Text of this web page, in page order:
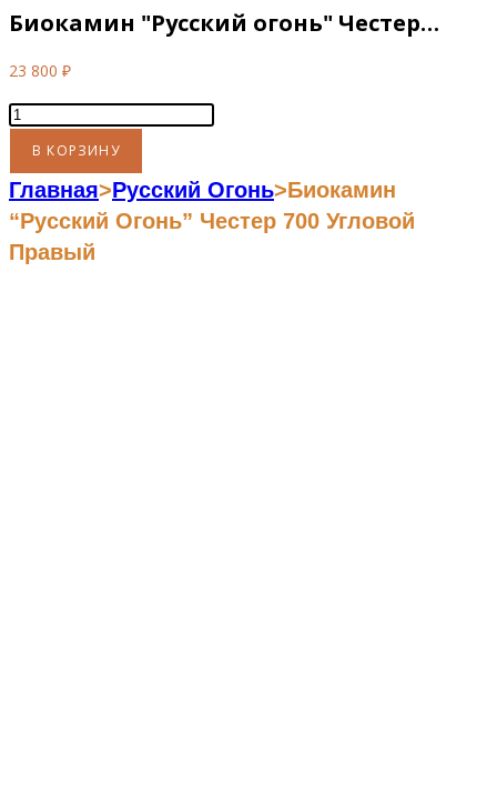
Биокамин "Русский огонь" Честер…
23 800 ₽
Количество
товара
Биокамин
"Русский
огонь"
Честер
В КОРЗИНУ
Главная>Русский Огонь>Биокамин
“Русский Огонь” Честер 700 Угловой
Правый